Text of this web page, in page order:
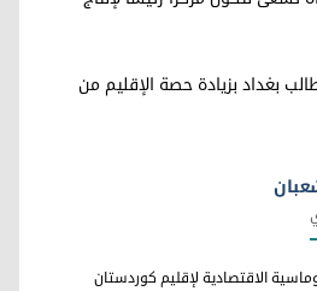
بغداد بزيادة حصة الإقليم من
الاقتصادية لإقليم كوردستان